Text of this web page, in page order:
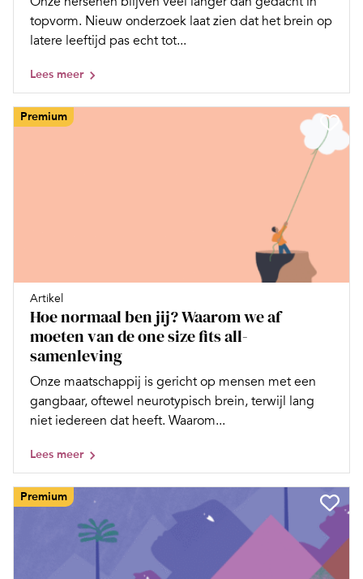
topvorm. Nieuw onderzoek laat zien dat het brein op
latere leeftijd pas echt tot...
Lees meer
Premium
Artikel
Hoe normaal ben jij? Waarom we af
moeten van de one size fits all-
samenleving
Onze maatschappij is gericht op mensen met een
gangbaar, oftewel neurotypisch brein, terwijl lang
niet iedereen dat heeft. Waarom...
Lees meer
Premium